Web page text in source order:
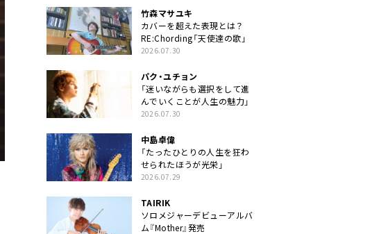
竹森マサユキ
カバーを超えた表現とは？
RE:Chording「天使達の歌」
2026.07.30
パク・ユチョン
「迷いながらも選択をして進
んでいくことが人生の魅力」
2026.07.30
中島卓偉
「たったひとりの人生を狂わ
せられたほうが光栄」
2026.07.29
TAIRIK
ソロメジャーデビューアルバ
ム『Mother』発売